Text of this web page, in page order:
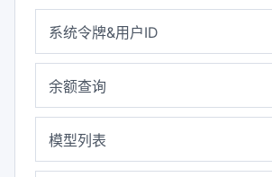
系统令牌&用户ID
余额查询
模型列表